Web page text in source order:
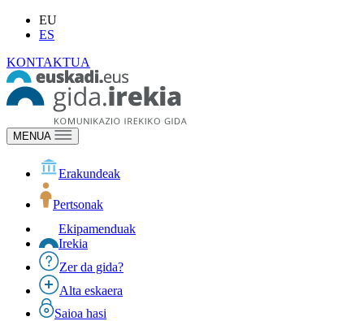
EU
ES
KONTAKTUA
MENUA
Erakundeak
Pertsonak
Ekipamenduak
Irekia
Zer da gida?
Alta eskaera
Saioa hasi